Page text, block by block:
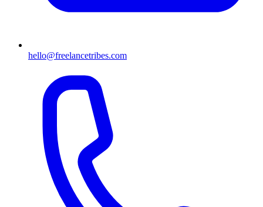
hello@freelancetribes.com